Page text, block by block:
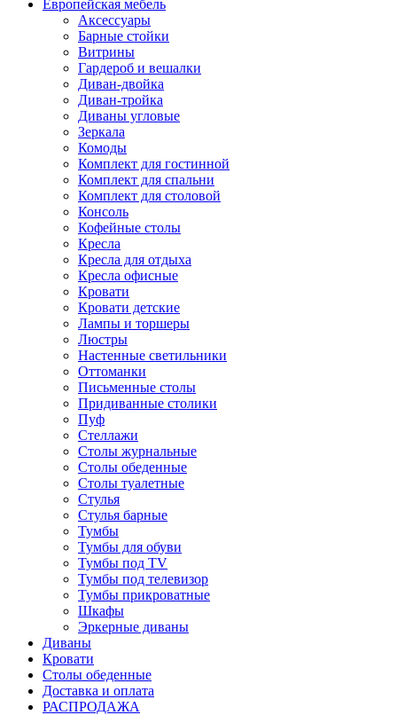
Европейская мебель
Аксессуары
Барные стойки
Витрины
Гардероб и вешалки
Диван-двойка
Диван-тройка
Диваны угловые
Зеркала
Комоды
Комплект для гостинной
Комплект для спальни
Комплект для столовой
Консоль
Кофейные столы
Кресла
Кресла для отдыха
Кресла офисные
Кровати
Кровати детские
Лампы и торшеры
Люстры
Настенные светильники
Оттоманки
Письменные столы
Придиванные столики
Пуф
Стеллажи
Столы журнальные
Столы обеденные
Столы туалетные
Стулья
Стулья барные
Тумбы
Тумбы для обуви
Тумбы под TV
Тумбы под телевизор
Тумбы прикроватные
Шкафы
Эркерные диваны
Диваны
Кровати
Столы обеденные
Доставка и оплата
РАСПРОДАЖА